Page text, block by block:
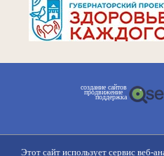
создание сайтов
продвижение
поддержка
Этот сайт использует сервис